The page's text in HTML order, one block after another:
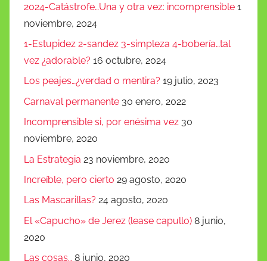
2024-Catástrofe…Una y otra vez: incomprensible 1
noviembre, 2024
1-Estupidez 2-sandez 3-simpleza 4-bobería…tal
vez ¿adorable? 16 octubre, 2024
Los peajes…¿verdad o mentira? 19 julio, 2023
Carnaval permanente 30 enero, 2022
Incomprensible si, por enésima vez 30
noviembre, 2020
La Estrategia 23 noviembre, 2020
Increíble, pero cierto 29 agosto, 2020
Las Mascarillas? 24 agosto, 2020
El «Capucho» de Jerez (lease capullo) 8 junio,
2020
Las cosas… 8 junio, 2020